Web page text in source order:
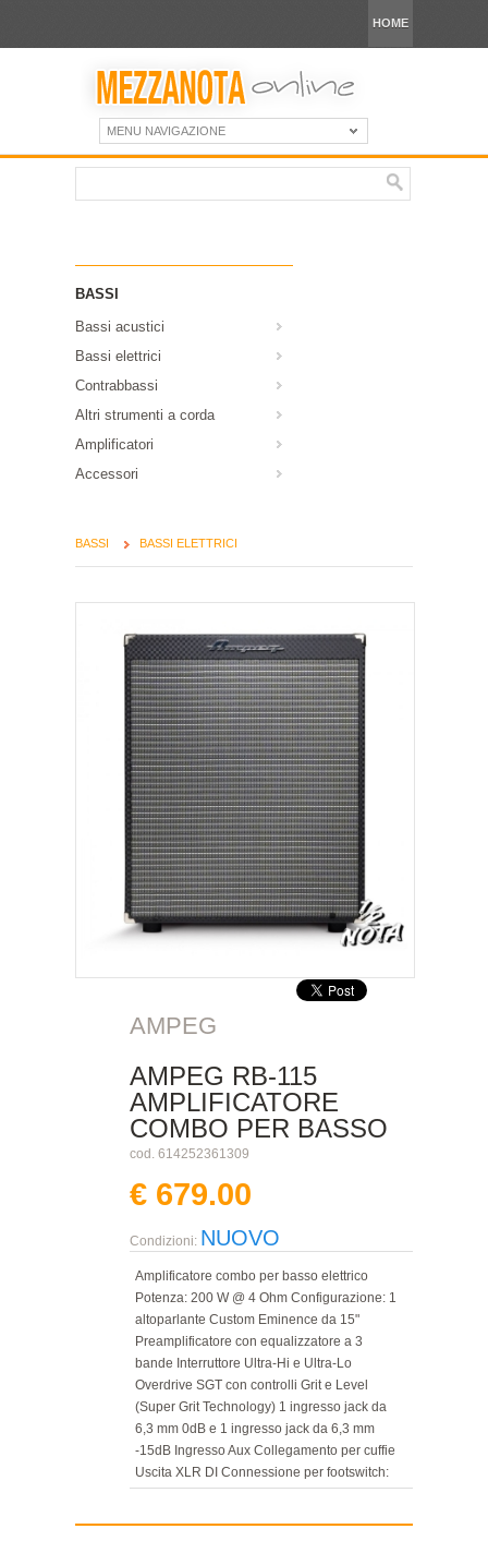
HOME
MENU NAVIGAZIONE
BASSI
Bassi acustici
Bassi elettrici
Contrabbassi
Altri strumenti a corda
Amplificatori
Accessori
BASSI BASSI ELETTRICI
AMPEG
AMPEG RB-115
AMPLIFICATORE
COMBO PER BASSO
cod. 614252361309
€ 679.00
Condizioni: NUOVO
Amplificatore combo per basso elettrico
Potenza: 200 W @ 4 Ohm Configurazione: 1
altoparlante Custom Eminence da 15"
Preamplificatore con equalizzatore a 3
bande Interruttore Ultra-Hi e Ultra-Lo
Overdrive SGT con controlli Grit e Level
(Super Grit Technology) 1 ingresso jack da
6,3 mm 0dB e 1 ingresso jack da 6,3 mm
-15dB Ingresso Aux Collegamento per cuffie
Uscita XLR DI Connessione per footswitch: